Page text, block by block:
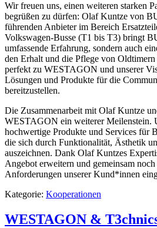
Wir freuen uns, einen weiteren starken
begrüßen zu dürfen: Olaf Kuntze von
führenden Anbieter im Bereich
Volkswagen-Busse (T1 bis T3) bringt
umfassende Erfahrung, sondern auch
den Erhalt und die Pflege von Oldtimern
perfekt zu WESTAGON und unserer
Lösungen und Produkte für die
bereitzustellen.
Die Zusammenarbeit mit Olaf Kuntze
WESTAGON ein weiterer Meilenstein.
hochwertige Produkte und Services für
die sich durch Funktionalität, Ästhetik
auszeichnen. Dank Olaf Kuntzes
Angebot erweitern und gemeinsam
Anforderungen unserer Kund*innen
Kategorie: Kooperationen
WESTAGON &